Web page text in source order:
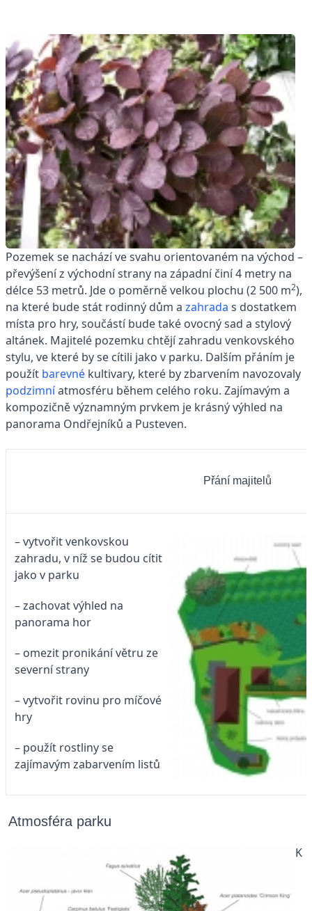
Pozemek se nachází ve svahu orientovaném na východ –
převýšení z východní strany na západní činí 4 metry na
délce 53 metrů. Jde o poměrně velkou plochu (2 500 m2),
na které bude stát rodinný dům a zahrada s dostatkem
místa pro hry, součástí bude také ovocný sad a stylový
altánek. Majitelé pozemku chtějí zahradu venkovského
stylu, ve které by se cítili jako v parku. Dalším přáním je
použít barevné kultivary, které by zbarvením navozovaly
podzimníatmosféru během celého roku. Zajímavým a
kompozičně významným prvkem je krásný výhled na
panorama Ondřejníků a Pusteven.
Přání majitelů
– vytvořit venkovskou
zahradu, v níž se budou cítit
jako v parku
– zachovat výhled na
panorama hor
– omezit pronikání větru ze
severní strany
– vytvořit rovinu pro míčové
hry
– použít rostliny se
zajímavým zabarvením listů
Atmosféra parku
K